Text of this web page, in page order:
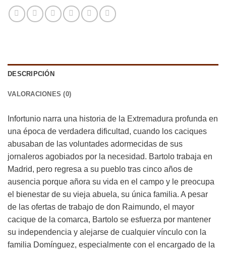
DESCRIPCIÓN
VALORACIONES (0)
Infortunio narra una historia de la Extremadura profunda en
una época de verdadera dificultad, cuando los caciques
abusaban de las voluntades adormecidas de sus
jornaleros agobiados por la necesidad. Bartolo trabaja en
Madrid, pero regresa a su pueblo tras cinco años de
ausencia porque añora su vida en el campo y le preocupa
el bienestar de su vieja abuela, su única familia. A pesar
de las ofertas de trabajo de don Raimundo, el mayor
cacique de la comarca, Bartolo se esfuerza por mantener
su independencia y alejarse de cualquier vínculo con la
familia Domínguez, especialmente con el encargado de la